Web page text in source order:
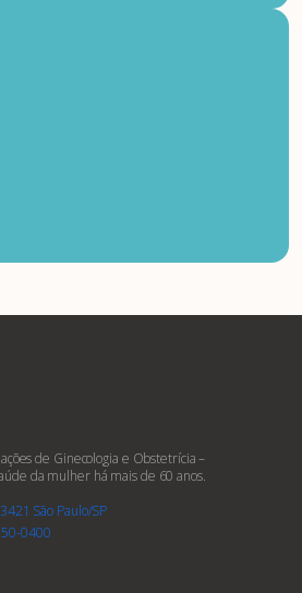
de Ginecologia e Obstetrícia –
da mulher há mais de 60 anos.
São Paulo/SP
0400